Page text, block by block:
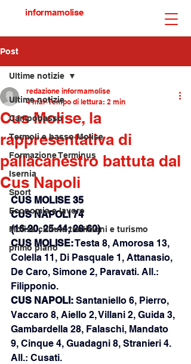
informamolise
Post
Ultime notizie
Campobasso
Termoli e basso Molise
Formazione Terminus
Isernia
Sport
Economia e lavoro
Molise cultura tradizioni e turismo
primo piano
Ultime notizie
Cus Molise, la
rappresentativa di
pallacanestro battuta dal
Cus Napoli
redazione informamolise
4 mar Tempo di lettura: 2 min
CUS MOLISE 35
CUS NAPOLI 74
(16-20, 25-44; 28-60)
CUS MOLISE: Testa 8, Amorosa 13,
Colella 11, Di Pasquale 1, Attanasio,
De Caro, Simone 2, Paravati. All.:
Filipponio.
CUS NAPOLI: Santaniello 6, Pierro,
Vaccaro 8, Aiello 2, Villani 2, Guida 3,
Gambardella 28, Falaschi, Mandato
9, Cinque 4, Guadagni 8, Stranieri 4.
All.: Cusati.